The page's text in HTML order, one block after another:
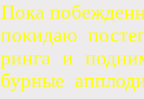
Пока
покидаю
ринга и
бурные